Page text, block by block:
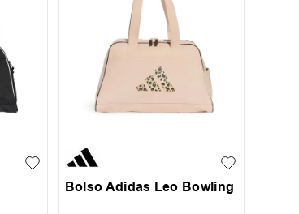
Bolso Adidas Leo Bowling